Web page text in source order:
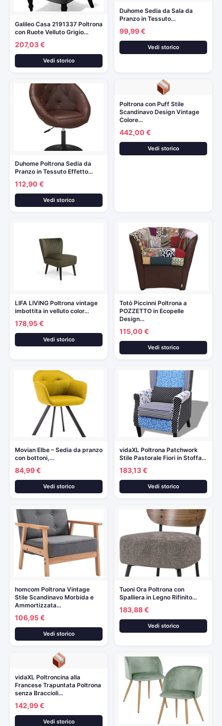
Galileo Casa 2191337 Poltrona
con Ruote Velluto Grigio…
207,03 €
Vedi storico
Duhome Sedia da Sala da
Pranzo in Tessuto…
99,99 €
Vedi storico
Duhome Poltrona Sedia da
Pranzo in Tessuto Effetto…
112,90 €
Vedi storico
Poltrona con Puff Stile
Scandinavo Design Vintage
Colore…
442,00 €
Vedi storico
LIFA LIVING Poltrona vintage
imbottita in velluto color…
178,95 €
Vedi storico
Totò Piccinni Poltrona a
POZZETTO in Ecopelle
Design…
115,00 €
Vedi storico
Movian Elbe – Sedia da pranzo
con bottoni,…
84,99 €
Vedi storico
vidaXL Poltrona Patchwork
Stile Pastorale Fiori in Stoffa…
183,13 €
Vedi storico
homcom Poltrona Vintage
Stile Scandinavo Morbida e
Ammortizzata…
106,95 €
Vedi storico
Tuoni Ora Poltrona con
Spalliera in Legno Rifinito…
183,88 €
Vedi storico
vidaXL Poltroncina alla
Francese Trapuntata Poltrona
senza Braccioli…
142,99 €
Vedi storico